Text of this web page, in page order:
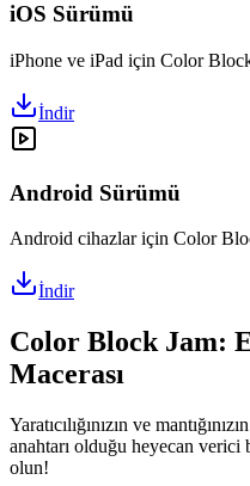
iOS Sürümü
iPhone ve iPad için Color
İndir
Android Sürümü
Android cihazlar için Color
İndir
Color Block Jam:
Macerası
Yaratıcılığınızın ve
anahtarı olduğu heyecan
olun!